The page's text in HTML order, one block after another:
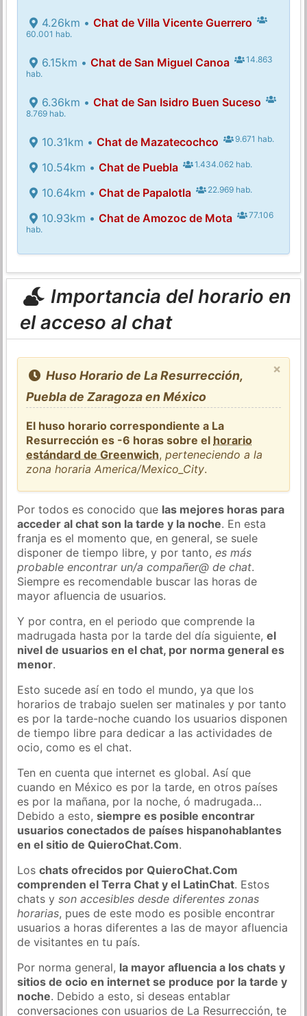
4.26km • Chat de Villa Vicente Guerrero
60.001 hab.
6.15km • Chat de San Miguel Canoa
14.863
hab.
6.36km • Chat de San Isidro Buen Suceso
8.769 hab.
10.31km • Chat de Mazatecochco 9.671 hab.
10.54km • Chat de Puebla 1.434.062 hab.
10.64km • Chat de Papalotla 22.969 hab.
10.93km • Chat de Amozoc de Mota
77.106
hab.
Importancia del horario en
el acceso al chat
×
Huso Horario de La Resurrección,
Puebla de Zaragoza en México
El huso horario correspondiente a La
Resurrección es -6 horas sobre el horario
estándard de Greenwich,perteneciendo a la
zona horaria America/Mexico_City.
Por todos es conocido que las mejores horas para
acceder al chat son la tarde y la noche. En esta
franja es el momento que, en general, se suele
disponer de tiempo libre, y por tanto,es más
probable encontrar un/a compañer@ de chat.
Siempre es recomendable buscar las horas de
mayor afluencia de usuarios.
Y por contra, en el periodo que comprende la
madrugada hasta por la tarde del día siguiente,el
nivel de usuarios en el chat, por norma general es
menor.
Esto sucede así en todo el mundo, ya que los
horarios de trabajo suelen ser matinales y por tanto
es por la tarde-noche cuando los usuarios disponen
de tiempo libre para dedicar a las actividades de
ocio, como es el chat.
Ten en cuenta que internet es global. Así que
cuando en México es por la tarde, en otros países
es por la mañana, por la noche, ó madrugada…
Debido a esto,siempre es posible encontrar
usuarios conectados de países hispanohablantes
en el sitio de QuieroChat.Com.
Loschats ofrecidos por QuieroChat.Com
comprenden el Terra Chat y el LatinChat. Estos
chats yson accesibles desde diferentes zonas
horarias, pues de este modo es posible encontrar
usuarios a horas diferentes a las de mayor afluencia
de visitantes en tu país.
Por norma general, la mayor afluencia a los chats y
sitios de ocio en internet se produce por la tarde y
noche. Debido a esto, si deseas entablar
conversaciones con usuarios de La Resurrección, te